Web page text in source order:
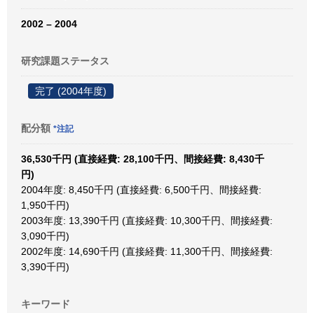
2002 – 2004
研究課題ステータス
完了 (2004年度)
配分額 *注記
36,530千円 (直接経費: 28,100千円、間接経費: 8,430千
円)
2004年度: 8,450千円 (直接経費: 6,500千円、間接経費:
1,950千円)
2003年度: 13,390千円 (直接経費: 10,300千円、間接経費:
3,090千円)
2002年度: 14,690千円 (直接経費: 11,300千円、間接経費:
3,390千円)
キーワード